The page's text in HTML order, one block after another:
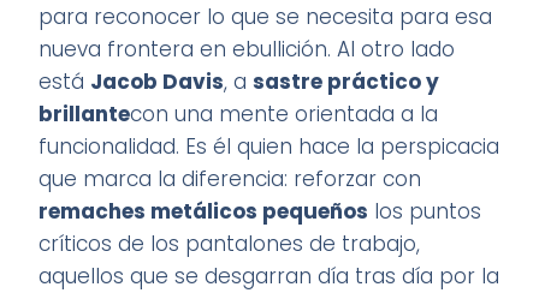
para reconocer lo que se necesita para esa
nueva frontera en ebullición. Al otro lado
está Jacob Davis, asastre práctico y
brillantecon una mente orientada a la
funcionalidad. Es él quien hace la perspicacia
que marca la diferencia: reforzar con
remaches metálicos pequeños los puntos
críticos de los pantalones de trabajo,
aquellos que se desgarran día tras día por la